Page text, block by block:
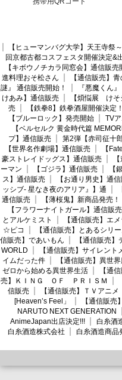
【ヒューマンバグ大学】天王寺祭
回京都古都コスフェスタ開催決定&
【キボウノチカラ同窓会】通信販売
進料理おそ松さん
【通信販売】
謎』 通信販売開始！
『悪魔くん
けあみ】通信販売
【煩悩展 けそ
売
【鉄拳8】鉄拳酒屋開催決定！
【ブルーロック】発売開始
TV
【ベルセルク 黄金時代篇
プ】通信販売
第2弾【赤司征十
【世界名作劇場】通信販売
【
豪ストレイドッグス】通信販売
ーマン
【ゴジラ】通信販売 【
ス】通信販売
【お通り男史】通
ッシブ- 星なき夜のアリア』】通
通信販売
【薄桜鬼】新商品発売！
【フラワーナイトガール】通信販売
とアルケミスト
【通信販売】エ
☆ピコ
【通信販売】とあるシリ
信販売】であいもん
【通信販売
WORLD
【通信販売】サイレント
イムだった件
【通信販売】異世
ゼロから始める異世界生活
【通
売】ＫＩＮＧ ＯＦ ＰＲＩＳＭ
信販売
【通信販売】ＴＶアニ
[Heaven’s Feel」
【通信販
NARUTO NEXT GENERATION
AnimeJapan出店決定!!!
白糸酒
白糸酒造株式会社
白糸酒造商品